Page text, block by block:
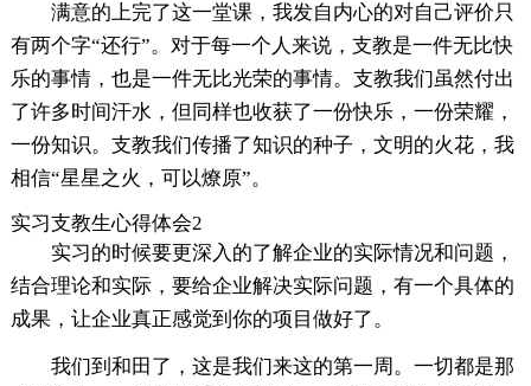
满意的上完了这一堂课，我发自内心的对自己评价只
有两个字“还行”。对于每一个人来说，支教是一件无比快
乐的事情，也是一件无比光荣的事情。支教我们虽然付出
了许多时间汗水，但同样也收获了一份快乐，一份荣耀，
一份知识。支教我们传播了知识的种子，文明的火花，我
相信“星星之火，可以燎原”。
实习支教生心得体会2
实习的时候要更深入的了解企业的实际情况和问题，
结合理论和实际，要给企业解决实际问题，有一个具体的
成果，让企业真正感觉到你的项目做好了。
我们到和田了，这是我们来这的第一周。一切都是那